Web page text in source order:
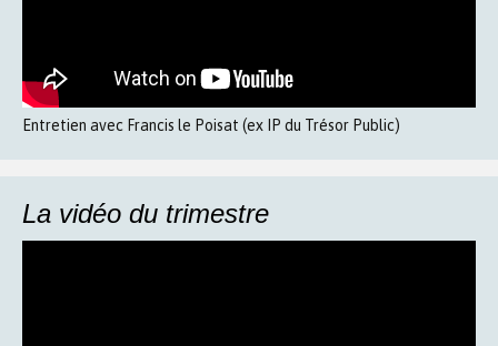
Entretien avec Francis le Poisat (ex IP du Trésor Public)
La vidéo du trimestre